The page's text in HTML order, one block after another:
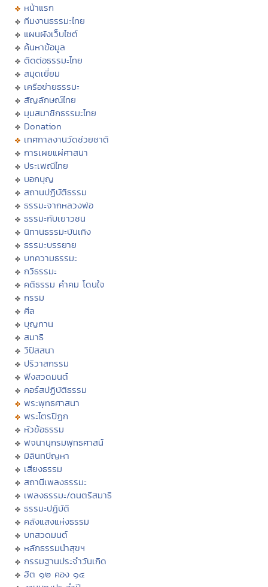
หน้าแรก
ทีมงานธรรมะไทย
แผนผังเว็บไซต์
ค้นหาข้อมูล
ติดต่อธรรมะไทย
สมุดเยี่ยม
เครือข่ายธรรมะ
สัญลักษณ์ไทย
มุมสมาชิกธรรมะไทย
Donation
เทศกาลงานวัดช่วยชาติ
การเผยแผ่ศาสนา
ประเพณีไทย
บอกบุญ
สถานปฏิบัติธรรม
ธรรมะจากหลวงพ่อ
ธรรมะกับเยาวชน
นิทานธรรมะบันเทิง
ธรรมะบรรยาย
บทความธรรมะ
กวีธรรมะ
คติธรรม คำคม โดนใจ
กรรม
ศีล
บุญทาน
สมาธิ
วิปัสสนา
ปริวาสกรรม
ฟังสวดมนต์
คอร์สปฏิบัติธรรม
พระพุทธศาสนา
พระไตรปิฏก
หัวข้อธรรม
พจนานุกรมพุทธศาสน์
มิลินทปัญหา
เสียงธรรม
สถานีเพลงธรรมะ
เพลงธรรมะ/ดนตรีสมาธิ
ธรรมะปฏิบัติ
คลังแสงแห่งธรรม
บทสวดมนต์
หลักธรรมนำสุขฯ
กรรมฐานประจำวันเกิด
ฮีต ๑๒ คอง ๑๔